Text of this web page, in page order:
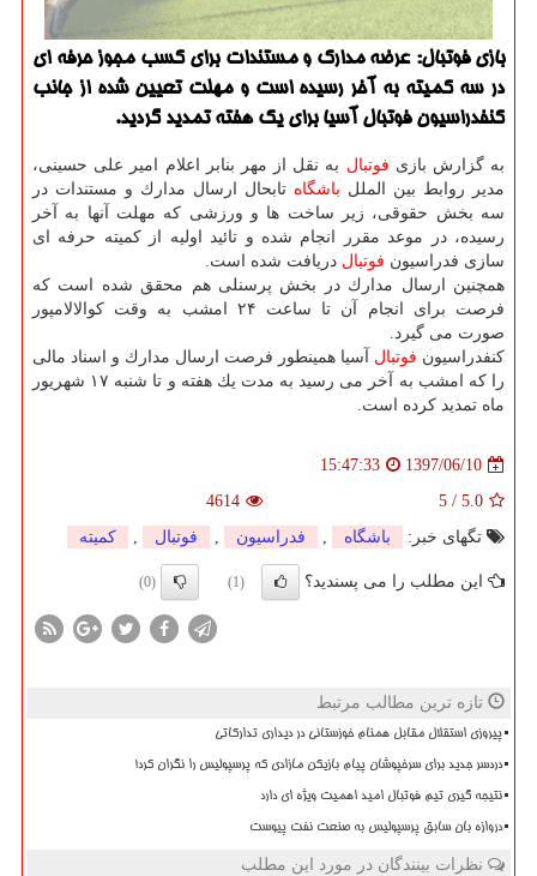
بازی فوتبال: عرضه مدارك و مستندات برای كسب مجوز حرفه ای
در سه كمیته به آخر رسیده است و مهلت تعیین شده از جانب
كنفدراسیون فوتبال آسیا برای یك هفته تمدید گردید.
به گزارش بازی فوتبال به نقل از مهر بنابر اعلام امیر علی حسینی،
مدیر روابط بین الملل باشگاه تابحال ارسال مدارك و مستندات در
سه بخش حقوقی، زیر ساخت ها و ورزشی كه مهلت آنها به آخر
رسیده، در موعد مقرر انجام شده و تائید اولیه از كمیته حرفه ای
سازی فدراسیون فوتبال دریافت شده است.
همچنین ارسال مدارك در بخش پرسنلی هم محقق شده است كه
فرصت برای انجام آن تا ساعت ۲۴ امشب به وقت كوالالامپور
صورت می گیرد.
كنفدراسیون فوتبال آسیا همینطور فرصت ارسال مدارك و اسناد مالی
را كه امشب به آخر می رسید به مدت یك هفته و تا شنبه ۱۷ شهریور
ماه تمدید كرده است.
1397/06/10
15:47:33
5.0
/
5
4614
تگهای خبر:
باشگاه , فدراسیون , فوتبال , كمیته
این مطلب را می پسندید؟ (1)
(0)
تازه ترین مطالب مرتبط
پیروزی استقلال مقابل همنام خوزستانی در دیداری تدارکاتی
دردسر جدید برای سرخپوشان پیام بازیکن مازادی که پرسپولیس را نگران کرد!
نتیجه گیری تیم فوتبال امید اهمیت ویژه ای دارد
دروازه بان سابق پرسپولیس به صنعت نفت پیوست
نظرات بینندگان در مورد این مطلب